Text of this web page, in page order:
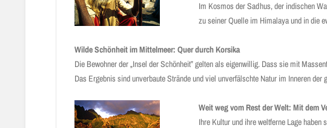
Im Kosmos der Sadhus, der indischen
zu seiner Quelle im Himalaya und in die
Wilde Schönheit im Mittelmeer: Quer durch Korsika
Die Bewohner der „Insel der Schönheit” gelten als eigenwillig. Dass sie mit
Das Ergebnis sind unverbaute Strände und viel unverfälschte Natur im Inneren der
Weit weg vom Rest der Welt: Mit dem
Ihre Kultur und ihre weltferne Lage